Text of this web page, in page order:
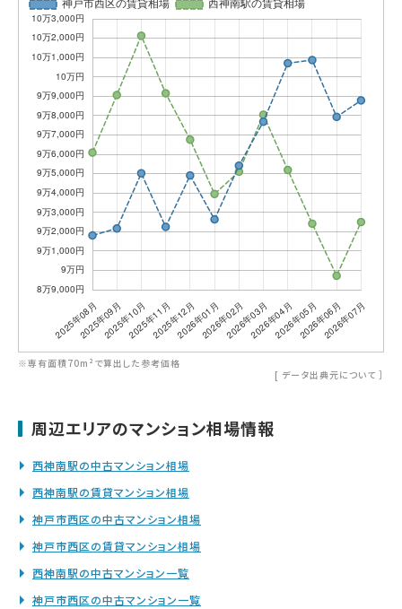
※専有面積70m²で算出した参考価格
[ データ出典元について ］
周辺エリアのマンション相場情報
西神南駅の中古マンション相場
西神南駅の賃貸マンション相場
神戸市西区の中古マンション相場
神戸市西区の賃貸マンション相場
西神南駅の中古マンション一覧
神戸市西区の中古マンション一覧